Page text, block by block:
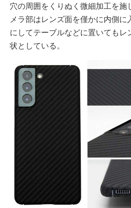
穴の周囲をくりぬく微細加工を施
メラ部はレンズ面を僅かに内側に
にしてテーブルなどに置いてもレ
状としている。